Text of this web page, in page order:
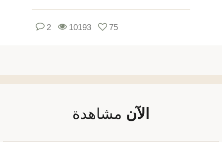
2 10193 75
الآن مشاهدة